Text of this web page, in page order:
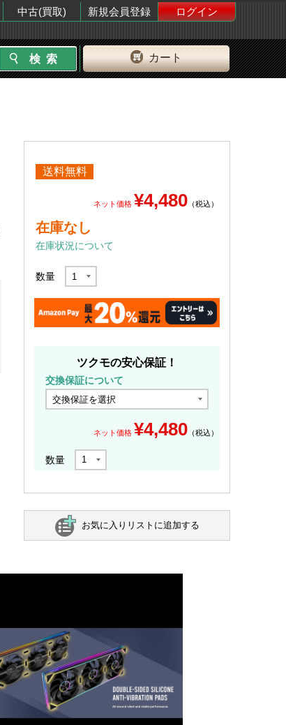
中古(買取) 新規会員登録
ログイン
カート
送料無料
ネット価格 ¥4,480 （税込）
在庫なし
在庫状況について
数量
ツクモの安心保証！
交換保証について
ネット価格 ¥4,480 （税込）
数量
お気に入りリストに追加する